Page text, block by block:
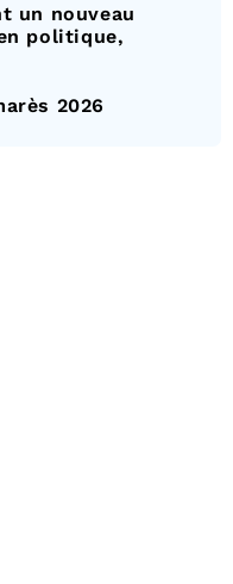
un nouveau
politique,
2026